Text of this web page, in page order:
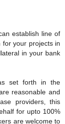
establish line of
your projects in
in your bank
set forth in the
reasonable and
providers, this
for upto 100%
are welcome to